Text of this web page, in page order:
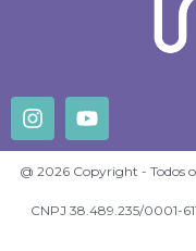
@ 2026 Copyright - Todos
CNPJ 38.489.235/0001-61